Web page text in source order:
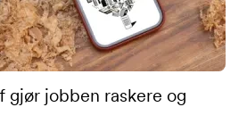
gjør jobben raskere og